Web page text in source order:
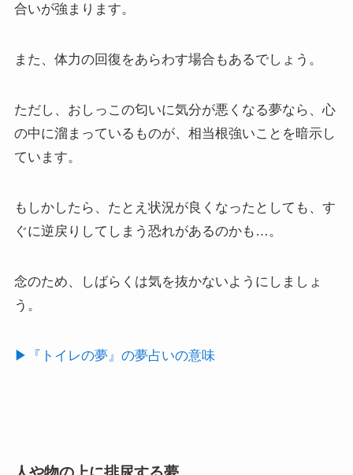
合いが強まります。
また、体力の回復をあらわす場合もあるでしょう。
ただし、おしっこの匂いに気分が悪くなる夢なら、心
の中に溜まっているものが、相当根強いことを暗示し
ています。
もしかしたら、たとえ状況が良くなったとしても、す
ぐに逆戻りしてしまう恐れがあるのかも…。
念のため、しばらくは気を抜かないようにしましょ
う。
▶︎『トイレの夢』の夢占いの意味